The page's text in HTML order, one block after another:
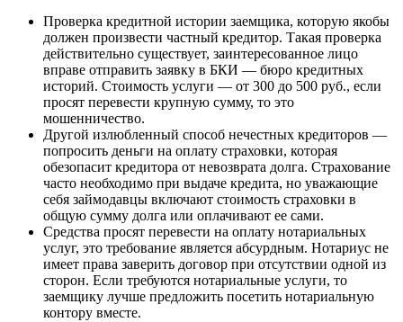
Проверка кредитной истории заемщика, которую якобы
должен произвести частный кредитор. Такая проверка
действительно существует, заинтересованное лицо
вправе отправить заявку в БКИ — бюро кредитных
историй. Стоимость услуги — от 300 до 500 руб., если
просят перевести крупную сумму, то это
мошенничество.
Другой излюбленный способ нечестных кредиторов —
попросить деньги на оплату страховки, которая
обезопасит кредитора от невозврата долга. Страхование
часто необходимо при выдаче кредита, но уважающие
себя займодавцы включают стоимость страховки в
общую сумму долга или оплачивают ее сами.
Средства просят перевести на оплату нотариальных
услуг, это требование является абсурдным. Нотариус не
имеет права заверить договор при отсутствии одной из
сторон. Если требуются нотариальные услуги, то
заемщику лучше предложить посетить нотариальную
контору вместе.